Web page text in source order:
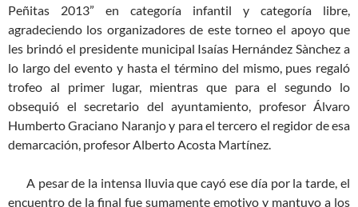
Peñitas 2013” en categoría infantil y categoría libre,
agradeciendo los organizadores de este torneo el apoyo que
les brindó el presidente municipal Isaías Hernández Sànchez a
lo largo del evento y hasta el término del mismo, pues regaló
trofeo al primer lugar, mientras que para el segundo lo
obsequió el secretario del ayuntamiento, profesor Álvaro
Humberto Graciano Naranjo y para el tercero el regidor de esa
demarcación, profesor Alberto Acosta Martínez.
A pesar de la intensa lluvia que cayó ese día por la tarde, el
encuentro de la final fue sumamente emotivo y mantuvo a los